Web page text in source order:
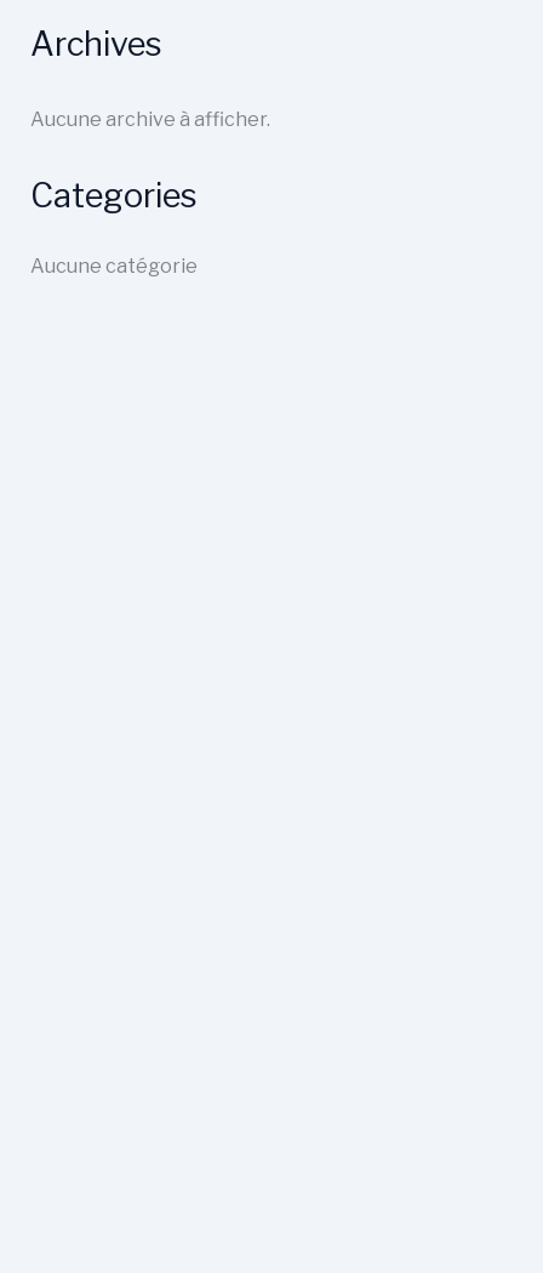
Archives
Aucune archive à afficher.
Categories
Aucune catégorie